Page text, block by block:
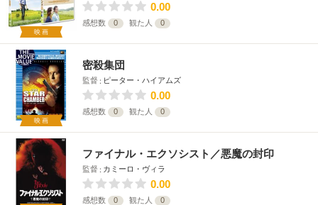
映画
0.00
感想数 0 観た人 0
映画
密殺集団
監督 ピーター・ハイアムズ
0.00
感想数 0 観た人 0
ファイナル・エクソシスト／悪魔の封印
監督 カミーロ・ヴィラ
0.00
感想数 0 観た人 0